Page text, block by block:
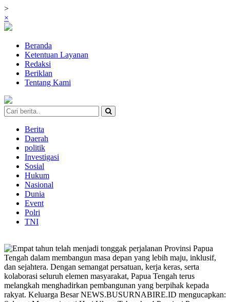
>
×
Beranda
Ketentuan Layanan
Redaksi
Beriklan
Tentang Kami
Berita
Daerah
politik
Investigasi
Sosial
Hukum
Nasional
Dunia
Event
Polri
TNI